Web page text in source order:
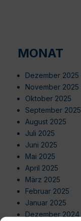
MONAT
Dezember 2025
November 2025
Oktober 2025
September 2025
August 2025
Juli 2025
Juni 2025
Mai 2025
April 2025
März 2025
Februar 2025
Januar 2025
Dezember 2024